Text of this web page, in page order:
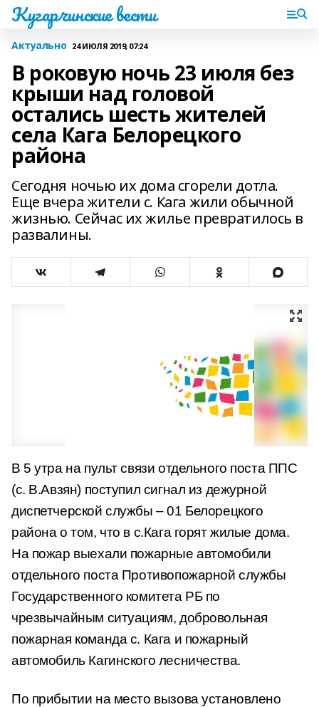
Кугарчинские вести
Актуально 24 ИЮЛЯ 2019, 07:24
В роковую ночь 23 июля без
крыши над головой
остались шесть жителей
села Кага Белорецкого
района
Сегодня ночью их дома сгорели дотла.
Еще вчера жители с. Кага жили обычной
жизнью. Сейчас их жилье превратилось в
развалины.
В 5 утра на пульт связи отдельного поста ППС
(с. В.Авзян) поступил сигнал из дежурной
диспетчерской службы – 01 Белорецкого
района о том, что в с.Кага горят жилые дома.
На пожар выехали пожарные автомобили
отдельного поста Противопожарной службы
Государственного комитета РБ по
чрезвычайным ситуациям, добровольная
пожарная команда с. Кага и пожарный
автомобиль Кагинского лесничества.
По прибытии на место вызова установлено